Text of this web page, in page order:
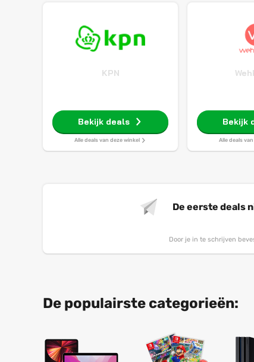
KPN
Bekijk deals
Alle deals van deze winkel
Bekijk
Alle deals
De eerste deals
Door je in te schrijven
De populairste categorieën: